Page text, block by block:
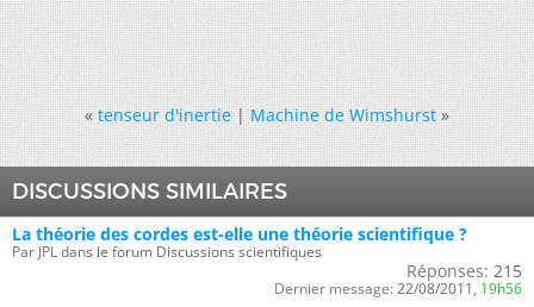
« tenseur d'inertie|Machine de Wimshurst »
DISCUSSIONS SIMILAIRES
La théorie des cordes est-elle une théorie scientifique ?
Par JPL dans le forum Discussions scientifiques
Réponses: 215
Dernier message: 22/08/2011, 19h56